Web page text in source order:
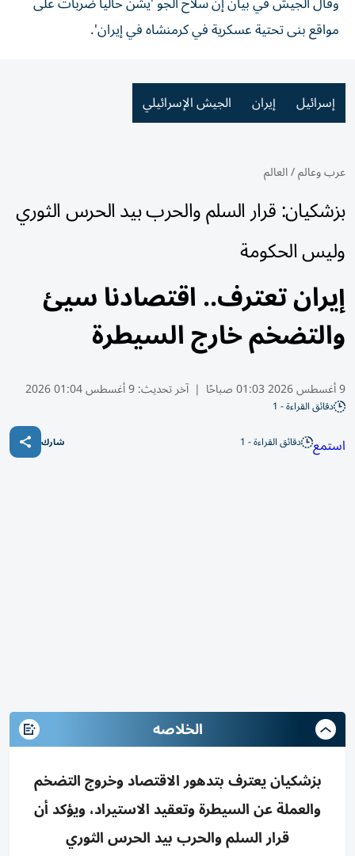
مواقع بنى تحتية عسكرية في كرمنشاه في إيران'.
إسرائيل إيران الجيش الإسرائيلي
عرب وعالم/العالم
بزشكيان: قرار السلم والحرب بيد الحرس الثوري
وليس الحكومة
إيران تعترف.. اقتصادنا سيئ
والتضخم خارج السيطرة
9 أغسطس 2026 01:03 صباحًا | آخر تحديث:9 أغسطس 01:04 2026
دقائق القراءة - 1
استمع دقائق القراءة - 1 شارك
الخلاصه
بزشكيان يعترف بتدهور الاقتصاد وخروج التضخم
والعملة عن السيطرة وتعقيد الاستيراد، ويؤكد أن
قرار السلم والحرب بيد الحرس الثوري